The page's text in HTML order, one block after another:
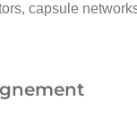
capsule